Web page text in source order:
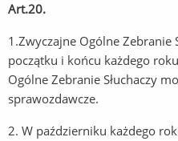
Art.20.
1.Zwyczajne Ogólne Zebranie
początku i końcu każdego
Ogólne Zebranie Słuchaczy
sprawozdawcze.
2. W październiku każdego